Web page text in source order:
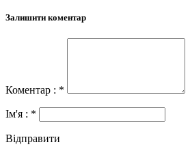
Залишити коментар
Коментар : *
Ім'я : *
Відправити